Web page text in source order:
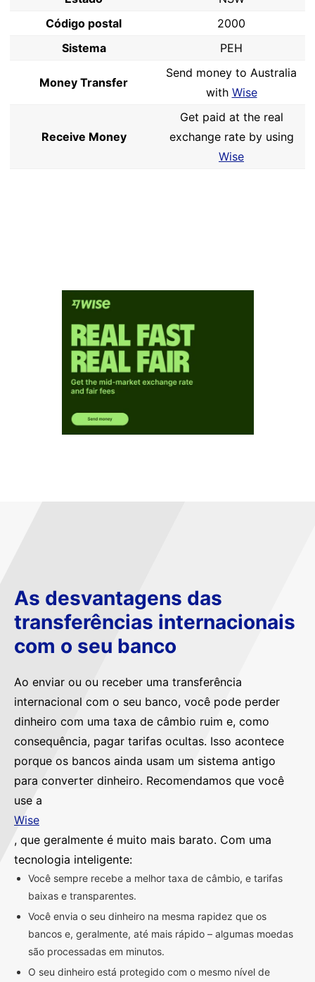
Código postal
2000
Sistema
PEH
Money Transfer
Send money to Australia
with Wise
Receive Money
Get paid at the real
exchange rate by using
Wise
As desvantagens das
transferências internacionais
com o seu banco
Ao enviar ou ou receber uma transferência
internacional com o seu banco, você pode perder
dinheiro com uma taxa de câmbio ruim e, como
consequência, pagar tarifas ocultas. Isso acontece
porque os bancos ainda usam um sistema antigo
para converter dinheiro. Recomendamos que você
use a
Wise
, que geralmente é muito mais barato. Com uma
tecnologia inteligente:
Você sempre recebe a melhor taxa de câmbio, e tarifas
baixas e transparentes.
Você envia o seu dinheiro na mesma rapidez que os
bancos e, geralmente, até mais rápido – algumas moedas
são processadas em minutos.
O seu dinheiro está protegido com o mesmo nível de